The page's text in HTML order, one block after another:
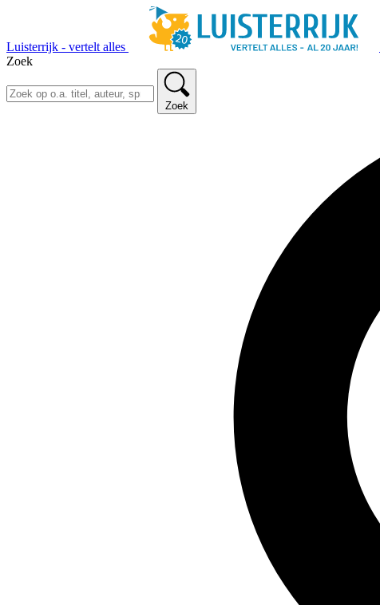
Luisterrijk - vertelt alles
Zoek
Zoek